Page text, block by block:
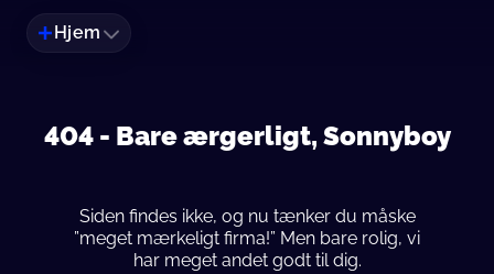
Hjem
404 - Bare ærgerligt, Sonnyboy
Siden findes ikke, og nu tænker du måske
”meget mærkeligt firma!” Men bare rolig, vi
har meget andet godt til dig.